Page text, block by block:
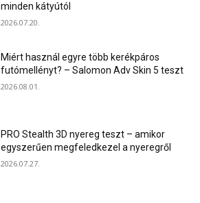
minden kátyútól
2026.07.20.
Miért használ egyre több kerékpáros
futómellényt? – Salomon Adv Skin 5 teszt
2026.08.01.
PRO Stealth 3D nyereg teszt – amikor
egyszerűen megfeledkezel a nyeregről
2026.07.27.